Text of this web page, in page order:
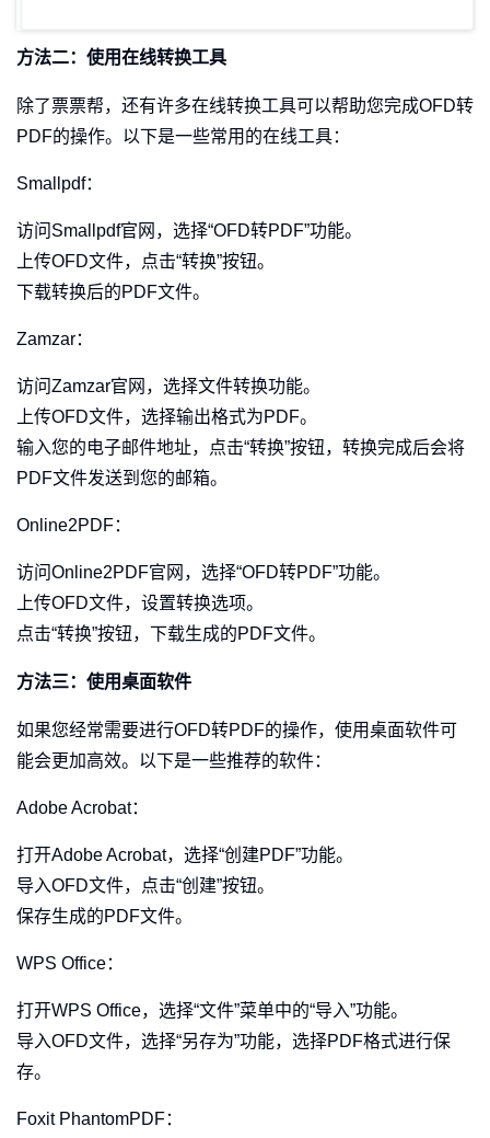
方法二：使用在线转换工具
除了票票帮，还有许多在线转换工具可以帮助您完成OFD转
PDF的操作。以下是一些常用的在线工具：
Smallpdf：
访问Smallpdf官网，选择“OFD转PDF”功能。
上传OFD文件，点击“转换”按钮。
下载转换后的PDF文件。
Zamzar：
访问Zamzar官网，选择文件转换功能。
上传OFD文件，选择输出格式为PDF。
输入您的电子邮件地址，点击“转换”按钮，转换完成后会将
PDF文件发送到您的邮箱。
Online2PDF：
访问Online2PDF官网，选择“OFD转PDF”功能。
上传OFD文件，设置转换选项。
点击“转换”按钮，下载生成的PDF文件。
方法三：使用桌面软件
如果您经常需要进行OFD转PDF的操作，使用桌面软件可
能会更加高效。以下是一些推荐的软件：
Adobe Acrobat：
打开Adobe Acrobat，选择“创建PDF”功能。
导入OFD文件，点击“创建”按钮。
保存生成的PDF文件。
WPS Office：
打开WPS Office，选择“文件”菜单中的“导入”功能。
导入OFD文件，选择“另存为”功能，选择PDF格式进行保
存。
Foxit PhantomPDF：